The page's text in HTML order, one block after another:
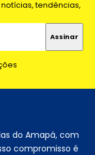
tendências,
do Amapá, com
compromisso é